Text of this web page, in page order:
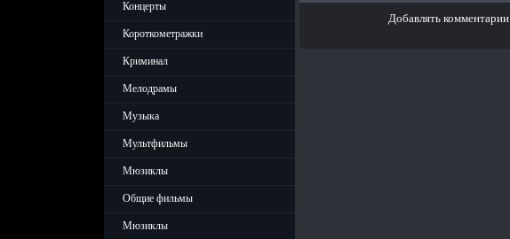
Концерты
Короткометражки
Криминал
Мелодрамы
Музыка
Мультфильмы
Мюзиклы
Общие фильмы
Мюзиклы
Добавлять